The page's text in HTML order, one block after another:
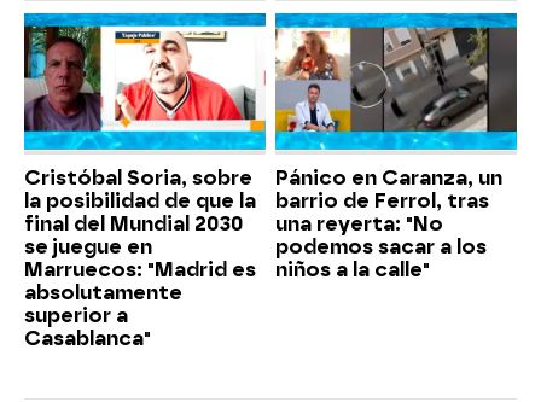
Cristóbal Soria, sobre
la posibilidad de que la
final del Mundial 2030
se juegue en
Marruecos: "Madrid es
absolutamente
superior a
Casablanca"
Pánico en Caranza, un
barrio de Ferrol, tras
una reyerta: "No
podemos sacar a los
niños a la calle"